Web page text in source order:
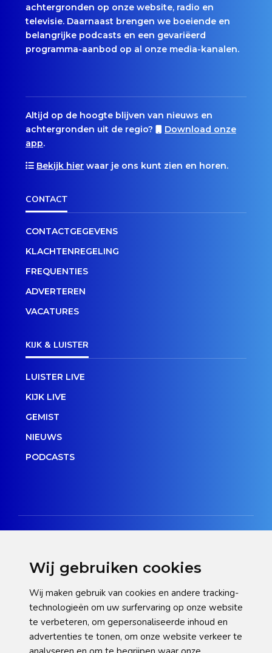
Wij gebruiken cookies
Wij maken gebruik van cookies en andere tracking-
technologieën om uw surfervaring op onze website
te verbeteren, om gepersonaliseerde inhoud en
advertenties te tonen, om onze website verkeer te
achtergronden op onze website, radio en
televisie. Daarnaast brengen we boeiende en
belangrijke podcasts en een gevariëerd
programma-aanbod op al onze media-kanalen.
Altijd op de hoogte blijven van nieuws en
achtergronden uit de regio?
Download onze
app.
Bekijk hier waar je ons kunt zien en horen.
CONTACT
CONTACTGEGEVENS
KLACHTENREGELING
FREQUENTIES
ADVERTEREN
VACATURES
KIJK & LUISTER
LUISTER LIVE
KIJK LIVE
GEMIST
NIEUWS
PODCASTS
Privacy verklaring
Cookie statement